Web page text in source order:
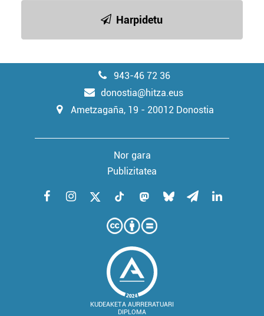
baliatzen gara. Ohar hau onartuz gero, teknologia hori
erabiltzeko baimen esplizitua ematen diguzu.
irakurri
Harpidetu
943-46 72 36
donostia@hitza.eus
Ametzagaña, 19 - 20012 Donostia
Nor gara
Publizitatea
KUDEAKETA AURRERATUARI
DIPLOMA